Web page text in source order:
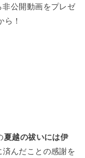
公開動画をプレゼ
！
夏越の祓いには伊
んだことの感謝を